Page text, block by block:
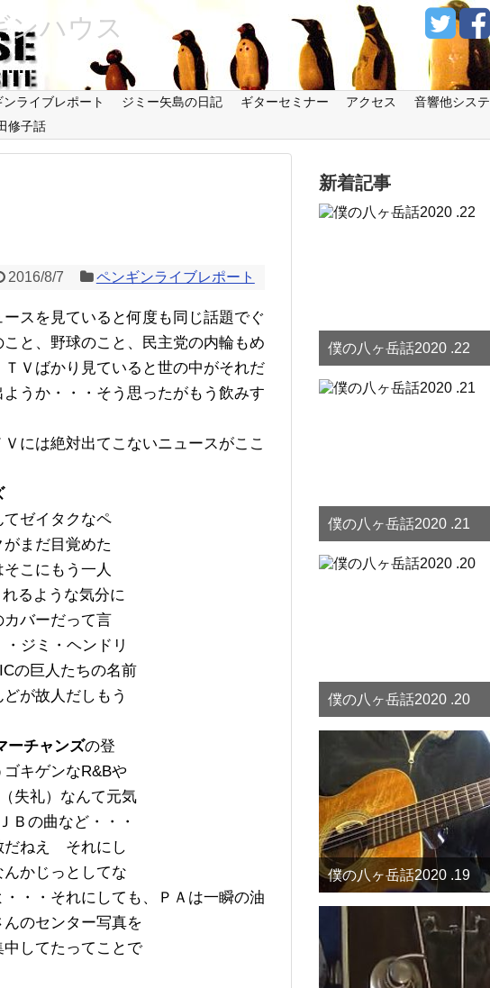
ハウス
ライブレポート ジミー矢島の日記 ギターセミナー アクセス
音響他シス
修子話
2016/8/7 ペンギンライブレポート
スを見ていると何度も同じ話題でぐ
と、野球のこと、民主党の内輪もめ
Ｖばかり見ていると世の中がそれだ
うか・・・そう思ったがもう飲みす
には絶対出てこないニュースがここ
ゼイタクなペ
まだ目覚めた
こにもう一人
るような気分に
バーだって言
ジミ・ヘンドリ
の巨人たちの名前
が故人だしもう
ーチャンズの登
ゴキゲンなR&Bや
失礼）なんて元気
の曲など・・・
だねえ それにし
かじっとしてな
・・それにしても、ＰＡは一瞬の油
のセンター写真を
してたってことで
新着記事
僕の八ヶ岳話2020 .22
僕の八ヶ岳話2020 .21
僕の八ヶ岳話2020 .20
僕の八ヶ岳話2020 .19